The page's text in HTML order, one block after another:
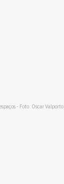
- Foto: Oscar Valporto